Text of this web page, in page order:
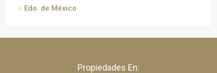
Edo. de México
Propiedades En: